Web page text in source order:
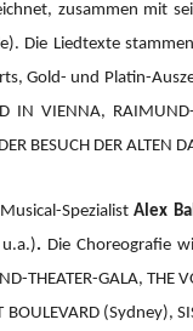
zusammen mit
Die Liedtexte
Gold- und Platin-
IN VIENNA, RAIMUND-
BESUCH DER
Spezialist Alex
u.a.). Die Choreografie
THEATER-GALA, THE
BOULEVARD